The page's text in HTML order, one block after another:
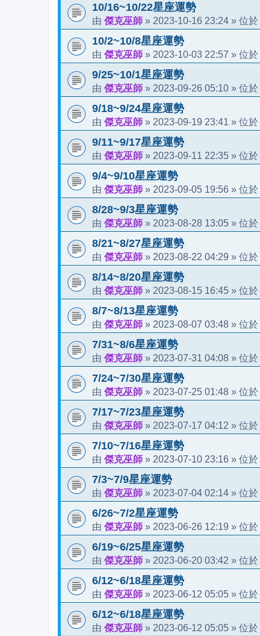
10/16~10/22星座運勢
由 傑克巫師 » 2023-10-16 23:24 » 位於
10/2~10/8星座運勢
由 傑克巫師 » 2023-10-03 22:57 » 位於
9/25~10/1星座運勢
由 傑克巫師 » 2023-09-26 05:10 » 位於
9/18~9/24星座運勢
由 傑克巫師 » 2023-09-19 23:41 » 位於
9/11~9/17星座運勢
由 傑克巫師 » 2023-09-11 22:35 » 位於
9/4~9/10星座運勢
由 傑克巫師 » 2023-09-05 19:56 » 位於
8/28~9/3星座運勢
由 傑克巫師 » 2023-08-28 13:05 » 位於
8/21~8/27星座運勢
由 傑克巫師 » 2023-08-22 04:29 » 位於
8/14~8/20星座運勢
由 傑克巫師 » 2023-08-15 16:45 » 位於
8/7~8/13星座運勢
由 傑克巫師 » 2023-08-07 03:48 » 位於
7/31~8/6星座運勢
由 傑克巫師 » 2023-07-31 04:08 » 位於
7/24~7/30星座運勢
由 傑克巫師 » 2023-07-25 01:48 » 位於
7/17~7/23星座運勢
由 傑克巫師 » 2023-07-17 04:12 » 位於
7/10~7/16星座運勢
由 傑克巫師 » 2023-07-10 23:16 » 位於
7/3~7/9星座運勢
由 傑克巫師 » 2023-07-04 02:14 » 位於
6/26~7/2星座運勢
由 傑克巫師 » 2023-06-26 12:19 » 位於
6/19~6/25星座運勢
由 傑克巫師 » 2023-06-20 03:42 » 位於
6/12~6/18星座運勢
由 傑克巫師 » 2023-06-12 05:05 » 位於
6/12~6/18星座運勢
由 傑克巫師 » 2023-06-12 05:05 » 位於